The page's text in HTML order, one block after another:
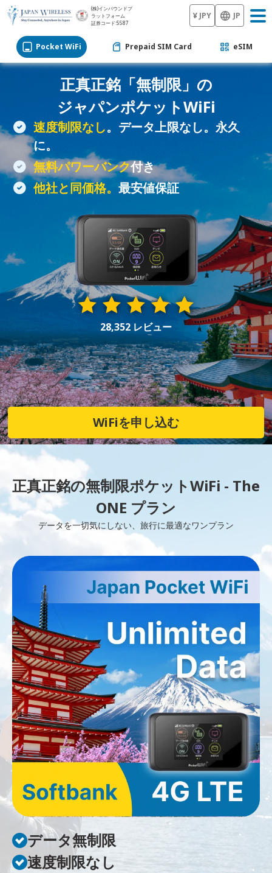
(株)インバウンドプ
ラットフォーム
証券コード:5587
¥ JPY JP
Pocket WiFi Prepaid SIM Card eSIM
正真正銘「無制限」の
ジャパンポケットWiFi
速度制限なし。データ上限なし。永久
に。
無料パワーバンク付き
他社と同価格。 最安値保証
28,352 レビュー
WiFiを申し込む
正真正銘の無制限ポケットWiFi - The
ONE プラン
データを一切気にしない、旅行に最適なワンプラン
データ無制限
速度制限なし